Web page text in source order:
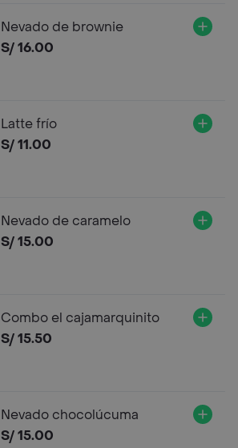
Nevado de brownie
S/ 16.00
Latte frío
S/ 11.00
Nevado de caramelo
S/ 15.00
Combo el cajamarquinito
S/ 15.50
Nevado chocolúcuma
S/ 15.00